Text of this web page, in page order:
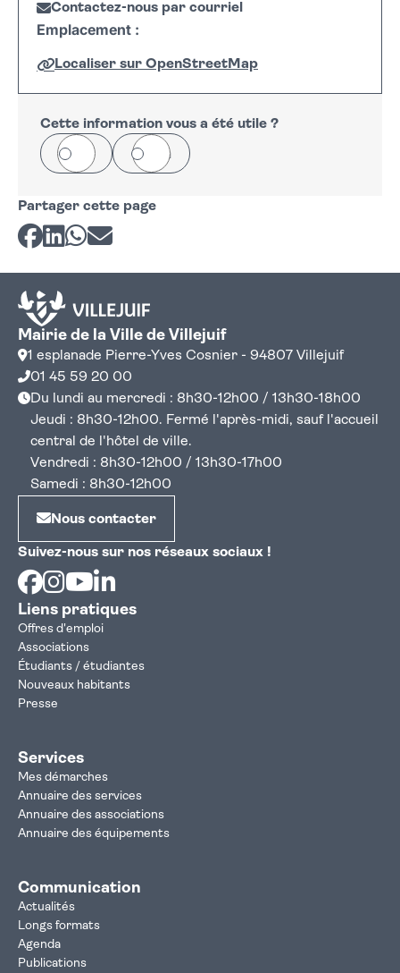
Contactez-nous par courriel
Emplacement :
Localiser sur OpenStreetMap
+
−
Leaflet
Cette information vous a été utile ?
Oui Non
Partager cette page
Partager sur Facebook
Partager sur LinkedIn
Partager sur Whatsapp
Partager par courriel
Mairie de la Ville de Villejuif
1 esplanade Pierre-Yves Cosnier - 94807 Villejuif
01 45 59 20 00
Du lundi au mercredi : 8h30-12h00 / 13h30-18h00
Jeudi : 8h30-12h00. Fermé l'après-midi, sauf l'accueil
central de l'hôtel de ville.
Vendredi : 8h30-12h00 / 13h30-17h00
Samedi : 8h30-12h00
Nous contacter
Suivez-nous sur nos réseaux sociaux !
Facebook
Instagram
Youtube
Liens pratiques
Offres d'emploi
Associations
Étudiants / étudiantes
Nouveaux habitants
Presse
Services
Mes démarches
Annuaire des services
Annuaire des associations
Annuaire des équipements
Communication
Actualités
Longs formats
Agenda
Publications